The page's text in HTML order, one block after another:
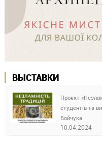
ВЫСТАВКИ
Проєкт
студентів та
Бойчука
10.04.2024